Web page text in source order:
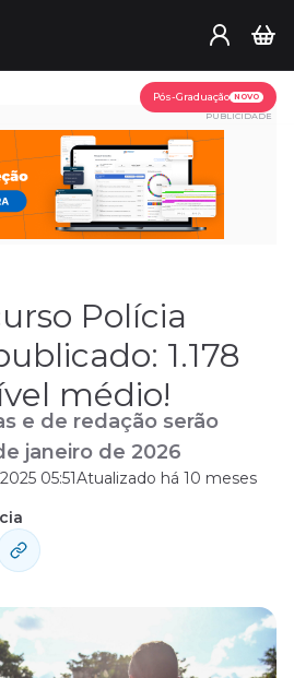
Pós-Graduação NOVO
PUBLICIDADE
Polícia
1.178
médio!
janeiro de 2026
05:51Atualizado há 10 meses